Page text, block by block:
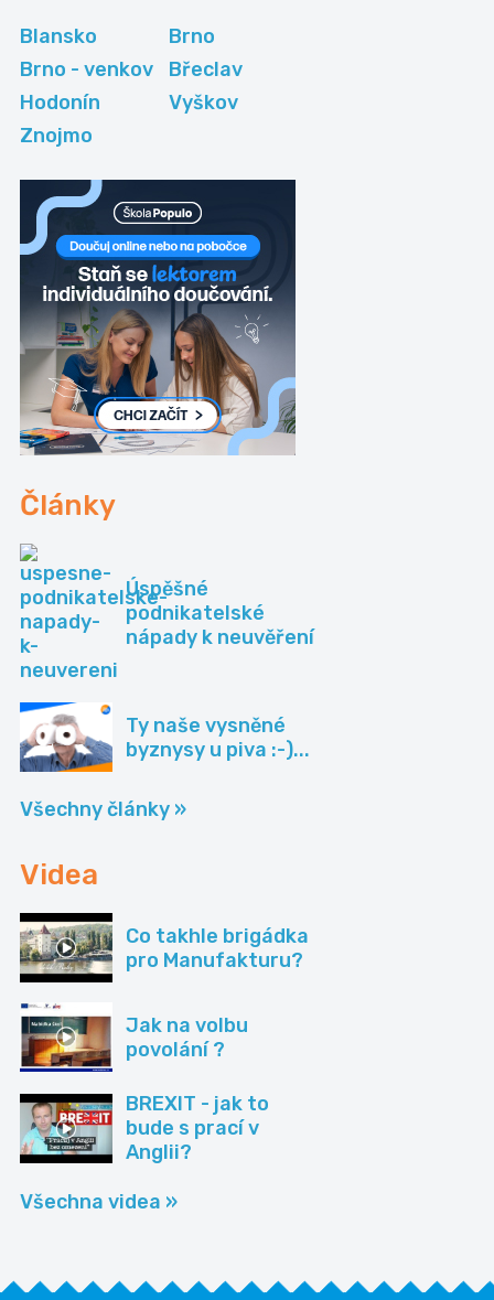
Blansko
Brno
Brno - venkov
Břeclav
Hodonín
Vyškov
Znojmo
Články
Úspěšné
podnikatelské
nápady k neuvěření
Ty naše vysněné
byznysy u piva :-)...
Všechny články »
Videa
Co takhle brigádka
pro Manufakturu?
Jak na volbu
povolání ?
BREXIT - jak to
bude s prací v
Anglii?
Všechna videa »